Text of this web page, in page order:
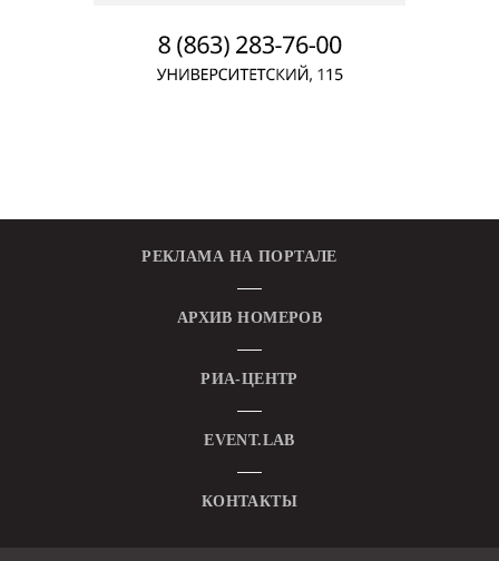
РЕКЛАМА НА ПОРТАЛЕ
АРХИВ НОМЕРОВ
РИА-ЦЕНТР
EVENT.LAB
КОНТАКТЫ